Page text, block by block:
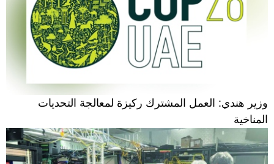
وزير هندي: العمل المشترك ركيزة لمعالجة التحديات
المناخية